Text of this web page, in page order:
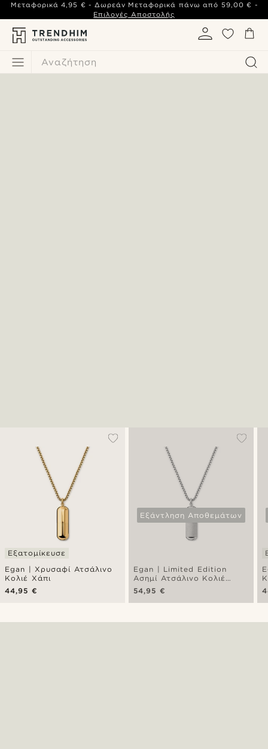
Αναζήτηση
Μεταφορικά 4,95 € - Δωρεάν Μεταφορικά πάνω από 59,00 € -
Επιλογές Αποστολής
Egan | Χρυσαφί Ατσάλινο
Κολιέ Χάπι
Εξατομίκευσε
44,95 €
Εξάντληση Αποθεμάτων
Egan | Limited Edition
Ασημί Ατσάλινο Κολιέ
Frosted Pill
54,95 €